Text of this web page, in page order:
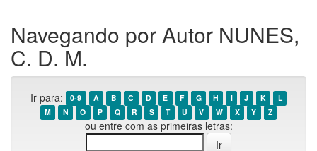
Navegando por Autor NUNES,
C. D. M.
Ir para: 0-9 A B C D E F G H I J K
L
M
N O P Q R S T U V W X Y Z
ou entre com as primeiras letras: